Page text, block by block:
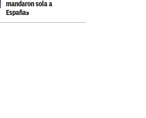
mandaron sola a
España»